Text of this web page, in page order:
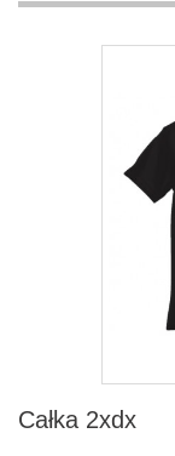
Całka 2xdx